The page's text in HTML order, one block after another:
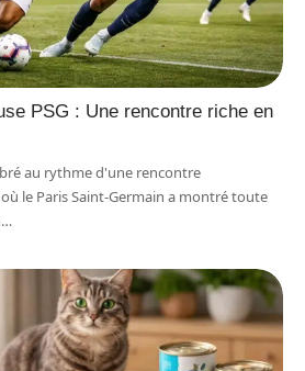
PSG : Une rencontre riche en
au rythme d'une rencontre
le Paris Saint-Germain a montré toute
…